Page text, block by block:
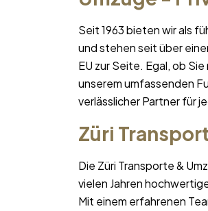
Seit 1963 bieten wir als
und stehen seit über
EU zur Seite. Egal, ob
unserem umfassenden
verlässlicher Partner für
Züri
Die Züri Transporte &
vielen Jahren
Mit einem erfahrenen